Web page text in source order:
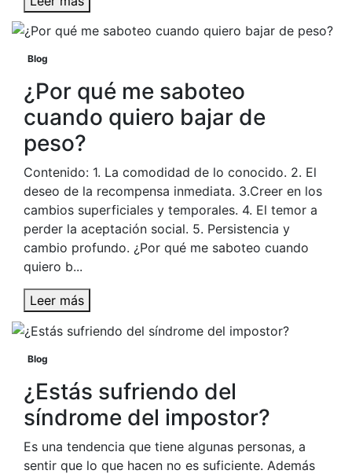
Blog
¿Por qué me saboteo
cuando quiero bajar de
peso?
Contenido: 1. La comodidad de lo conocido. 2. El
deseo de la recompensa inmediata. 3.Creer en los
cambios superficiales y temporales. 4. El temor a
perder la aceptación social. 5. Persistencia y
cambio profundo. ¿Por qué me saboteo cuando
quiero b...
Leer más
Blog
¿Estás sufriendo del
síndrome del impostor?
Es una tendencia que tiene algunas personas, a
sentir que lo que hacen no es suficiente. Además